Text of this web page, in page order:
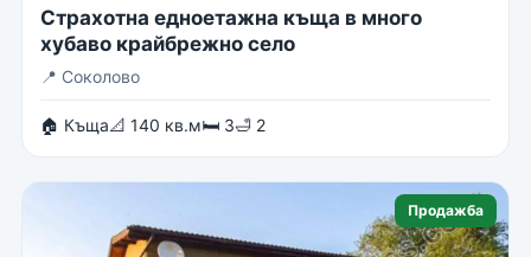
Страхотна едноетажна къща в много
хубаво крайбрежно село
📍 Соколово
🏠 Къща📐 140 кв.м🛏 3🛁 2
Продажба